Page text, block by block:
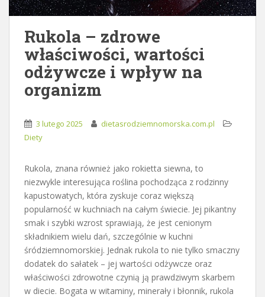
Rukola – zdrowe
właściwości, wartości
odżywcze i wpływ na
organizm
3 lutego 2025
dietasrodziemnomorska.com.pl
Diety
Rukola, znana również jako rokietta siewna, to
niezwykle interesująca roślina pochodząca z rodzinny
kapustowatych, która zyskuje coraz większą
popularność w kuchniach na całym świecie. Jej pikantny
smak i szybki wzrost sprawiają, że jest cenionym
składnikiem wielu dań, szczególnie w kuchni
śródziemnomorskiej. Jednak rukola to nie tylko smaczny
dodatek do sałatek – jej wartości odżywcze oraz
właściwości zdrowotne czynią ją prawdziwym skarbem
w diecie. Bogata w witaminy, minerały i błonnik, rukola